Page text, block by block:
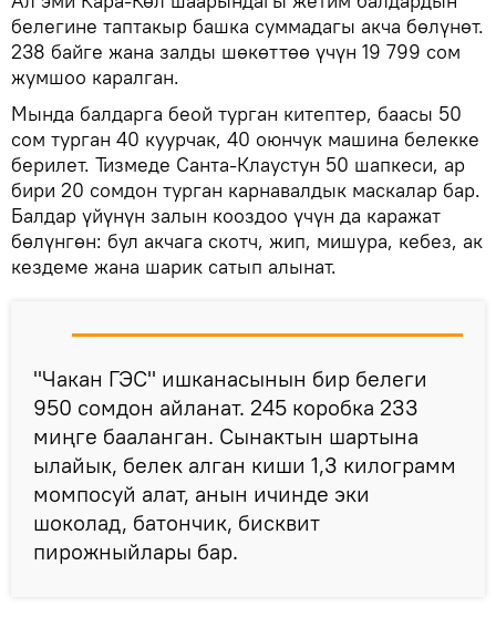
белегине таптакыр башка суммадагы акча бөлүнөт.
238 байге жана залды шөкөттөө үчүн 19 799 сом
жумшоо каралган.
Мында балдарга беой турган китептер, баасы 50
сом турган 40 куурчак, 40 оюнчук машина белекке
берилет. Тизмеде Санта-Клаустун 50 шапкеси, ар
бири 20 сомдон турган карнавалдык маскалар бар.
Балдар үйүнүн залын кооздоо үчүн да каражат
бөлүнгөн: бул акчага скотч, жип, мишура, кебез, ак
кездеме жана шарик сатып алынат.
"Чакан ГЭС" ишканасынын бир белеги
950 сомдон айланат. 245 коробка 233
миңге бааланган. Сынактын шартына
ылайык, белек алган киши 1,3 килограмм
момпосуй алат, анын ичинде эки
шоколад, батончик, бисквит
пирожныйлары бар.